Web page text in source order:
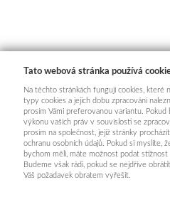
Tato webová stránka používá
Na těchto stránkách fungují cookies, které
typy cookies a jejich dobu zpracování
prosím Vámi preferovanou variantu.
výkonu vašich práv v souvislosti se
prosím na společnost, jejíž stránky
ochranu osobních údajů. Pokud si myslíte,
bychom měli, máte možnost podat
Budeme však rádi, pokud se nejdříve
Váš požadavek obratem vyřešit.